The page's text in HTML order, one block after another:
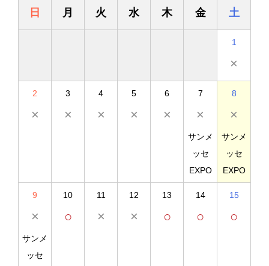
日 月 火 水 木 金 土
1
×
2
×
3
×
4
×
5
×
6
×
7
×
サンメ
ッセ
EXPO
8
×
サンメ
ッセ
EXPO
9
×
サンメ
ッセ
10
○
11
×
12
×
13
○
14
○
15
○